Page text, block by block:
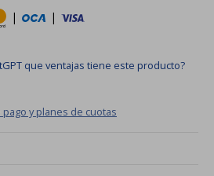
| |
que ventajas tiene este producto?
y planes de cuotas